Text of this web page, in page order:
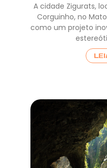
A cidade Zigurats,
Corguinho, no
como um projeto